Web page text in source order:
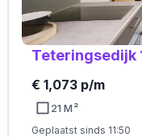
Teteringsedijk
€ 1,073 p/m
21 M²
Geplaatst sinds 11:50